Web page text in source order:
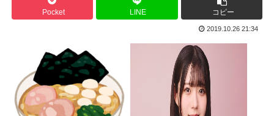
美人女性声優さん、女の子同士でキスしてしまう
中田「もし今日本に外道がいるなら円安上等！って言うわけよ...
日本のトンカツチェーンのママ応援企画が炎上！←「怒る理由...
韓国人「日本の村上宗隆 vs 韓国のイ・ジョンフ」→「」...
進次郎「日米同盟の絆の強さと、平素から培った協力関係が」...
兵庫県斎藤知事、宣戦布告「数十年に渡るその場しのぎ、先送...
Pocket LINE コピー
2019.10.26 21:34